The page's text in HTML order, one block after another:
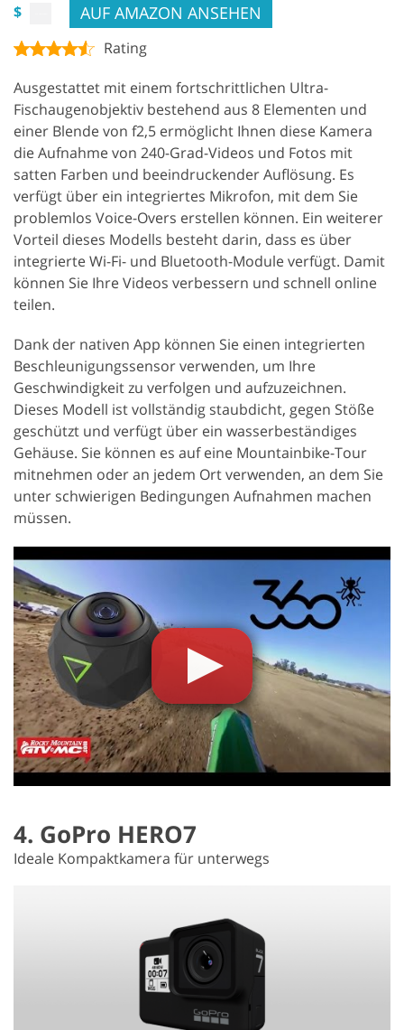
$ AUF AMAZON ANSEHEN
Rating
Ausgestattet mit einem fortschrittlichen Ultra-
Fischaugenobjektiv bestehend aus 8 Elementen und
einer Blende von f2,5 ermöglicht Ihnen diese Kamera
die Aufnahme von 240-Grad-Videos und Fotos mit
satten Farben und beeindruckender Auflösung. Es
verfügt über ein integriertes Mikrofon, mit dem Sie
problemlos Voice-Overs erstellen können. Ein weiterer
Vorteil dieses Modells besteht darin, dass es über
integrierte Wi-Fi- und Bluetooth-Module verfügt. Damit
können Sie Ihre Videos verbessern und schnell online
teilen.
Dank der nativen App können Sie einen integrierten
Beschleunigungssensor verwenden, um Ihre
Geschwindigkeit zu verfolgen und aufzuzeichnen.
Dieses Modell ist vollständig staubdicht, gegen Stöße
geschützt und verfügt über ein wasserbeständiges
Gehäuse. Sie können es auf eine Mountainbike-Tour
mitnehmen oder an jedem Ort verwenden, an dem Sie
unter schwierigen Bedingungen Aufnahmen machen
müssen.
4. GoPro HERO7
Ideale Kompaktkamera für unterwegs